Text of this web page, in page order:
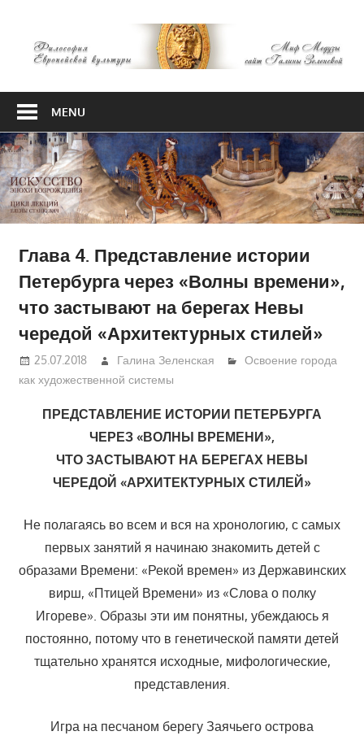
content
Европейской
MENU
Глава 4. Представление истории
Петербурга через «Волны времени»,
что застывают на берегах Невы
чередой «Архитектурных стилей»
25.07.2018 Галина Зеленская
Освоение города
как художественной системы
ПРЕДСТАВЛЕНИЕ ИСТОРИИ ПЕТЕРБУРГА
ЧЕРЕЗ «ВОЛНЫ ВРЕМЕНИ»,
ЧТО ЗАСТЫВАЮТ НА БЕРЕГАХ НЕВЫ
ЧЕРЕДОЙ «АРХИТЕКТУРНЫХ СТИЛЕЙ»
Не полагаясь во всем и вся на хронологию, с самых
первых занятий я начинаю знакомить детей с
образами Времени: «Рекой времен» из Державинских
вирш, «Птицей Времени» из «Слова о полку
Игореве». Образы эти им понятны, убеждаюсь я
постоянно, потому что в генетической памяти детей
тщательно хранятся исходные, мифологические,
представления.
Игра на песчаном берегу Заячьего острова